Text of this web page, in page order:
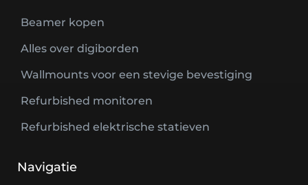
Beamer kopen
Alles over digiborden
Wallmounts voor een stevige bevestiging
Refurbished monitoren
Refurbished elektrische statieven
Navigatie